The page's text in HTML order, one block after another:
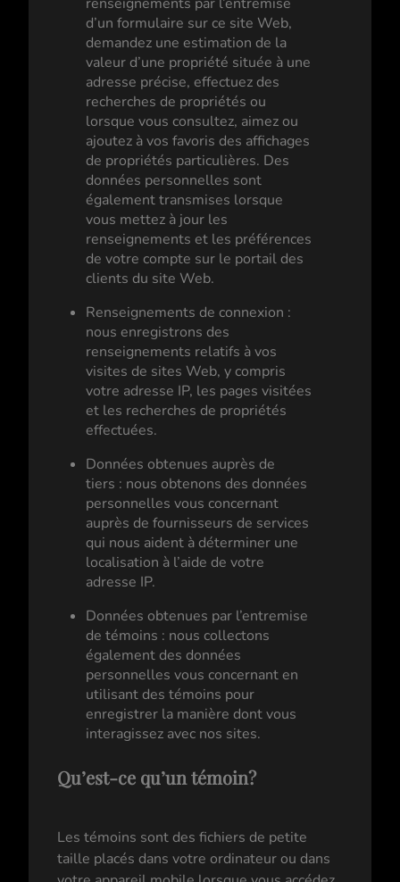
d’un formulaire sur ce site Web,
demandez une estimation de la
valeur d’une propriété située à une
adresse précise, effectuez des
recherches de propriétés ou
lorsque vous consultez, aimez ou
ajoutez à vos favoris des affichages
de propriétés particulières. Des
données personnelles sont
également transmises lorsque
vous mettez à jour les
renseignements et les préférences
de votre compte sur le portail des
clients du site Web.
Renseignements de connexion :
nous enregistrons des
renseignements relatifs à vos
visites de sites Web, y compris
votre adresse IP, les pages visitées
et les recherches de propriétés
effectuées.
Données obtenues auprès de
tiers : nous obtenons des données
personnelles vous concernant
auprès de fournisseurs de services
qui nous aident à déterminer une
localisation à l’aide de votre
adresse IP.
Données obtenues par l’entremise
de témoins : nous collectons
également des données
personnelles vous concernant en
utilisant des témoins pour
enregistrer la manière dont vous
interagissez avec nos sites.
Qu’est-ce qu’un témoin?
Les témoins sont des fichiers de petite
taille placés dans votre ordinateur ou dans